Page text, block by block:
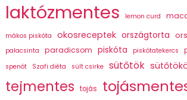
laktózmentes lemon curd
mákos piskóta okosreceptek országtorta
palacsinta paradicsom piskóta piskótatekercs
spenót Szafi diéta sült csirke sütőtök
tejmentes tojás